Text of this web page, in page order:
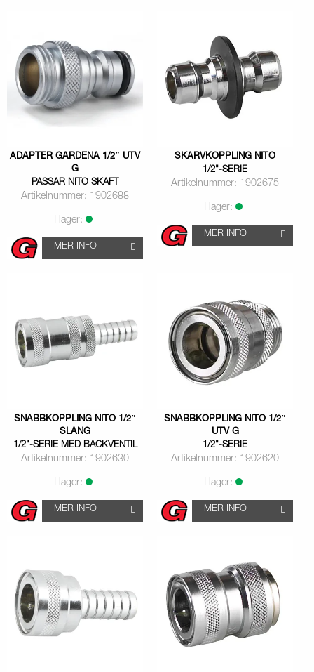
ADAPTER GARDENA 1/2″ UTV
G
PASSAR NITO SKAFT
Artikelnummer: 1902688
I lager:
MER INFO
SKARVKOPPLING NITO
1/2"-SERIE
Artikelnummer: 1902675
I lager:
MER INFO
SNABBKOPPLING NITO 1/2″
SLANG
1/2"-SERIE MED BACKVENTIL
Artikelnummer: 1902630
I lager:
MER INFO
SNABBKOPPLING NITO 1/2″
UTV G
1/2"-SERIE
Artikelnummer: 1902620
I lager:
MER INFO